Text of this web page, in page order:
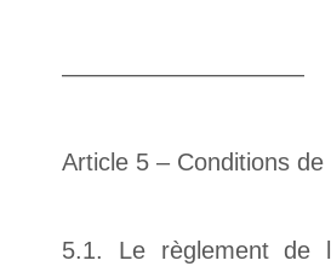
——————————
Article 5 – Conditions
5.1. Le règlement de